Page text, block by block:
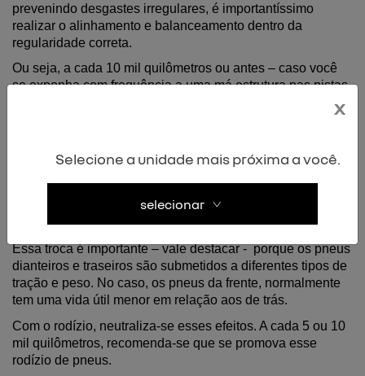
prevenindo desgastes irregulares, é importantíssimo
realizar o alinhamento e balanceamento dentro da
regularidade correta.
Ou seja, a cada 10 mil quilômetros ou antes – caso você
se exponha com frequência a uma má estrutura nas pistas.
a troca de posição dos pneus do carro possibilita que o
desgaste destes ocorra de maneira uniforme e equilibrada.
Essa troca é importante – vale destacar -  porque os pneus
dianteiros e traseiros são submetidos a diferentes tipos de
tração e peso. No caso, os pneus da frente, normalmente
tem uma vida útil menor em relação aos de trás.
Com o rodízio, neutraliza-se esses efeitos. A cada 5 ou 10
mil quilômetros, recomenda-se que se promova esse
rodízio de pneus.
x
Selecione a unidade mais próxima a você.
selecionar